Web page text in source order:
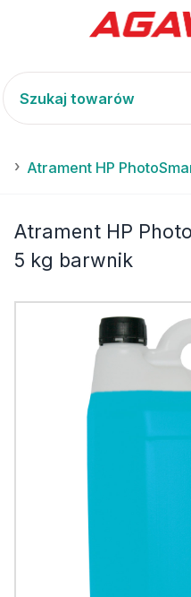
Atrament HP
Atrament HP
5 kg barwnik